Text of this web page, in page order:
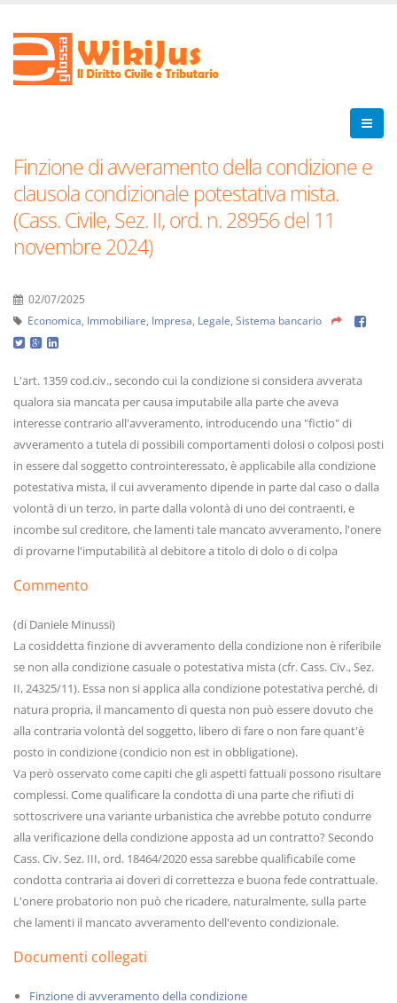
Finzione di avveramento della condizione e
clausola condizionale potestativa mista.
(Cass. Civile, Sez. II, ord. n. 28956 del 11
novembre 2024)
02/07/2025
Economica Immobiliare Impresa Legale Sistema bancario
L'art. 1359 cod.civ., secondo cui la condizione si considera avverata
qualora sia mancata per causa imputabile alla parte che aveva
interesse contrario all'avveramento, introducendo una "fictio" di
avveramento a tutela di possibili comportamenti dolosi o colposi posti
in essere dal soggetto controinteressato, è applicabile alla condizione
potestativa mista, il cui avveramento dipende in parte dal caso o dalla
volontà di un terzo, in parte dalla volontà di uno dei contraenti, e
incombe sul creditore, che lamenti tale mancato avveramento, l'onere
di provarne l'imputabilità al debitore a titolo di dolo o di colpa
Commento
(di Daniele Minussi)
La cosiddetta finzione di avveramento della condizione non è riferibile
se non alla condizione casuale o potestativa mista (cfr. Cass. Civ., Sez.
II, 24325/11). Essa non si applica alla condizione potestativa perché, di
natura propria, il mancamento di questa non può essere dovuto che
alla contraria volontà del soggetto, libero di fare o non fare quant'è
posto in condizione (condicio non est in obbligatione).
Va però osservato come capiti che gli aspetti fattuali possono risultare
complessi. Come qualificare la condotta di una parte che rifiuti di
sottoscrivere una variante urbanistica che avrebbe potuto condurre
alla verificazione della condizione apposta ad un contratto? Secondo
Cass. Civ. Sez. III, ord. 18464/2020 essa sarebbe qualificabile come
condotta contraria ai doveri di correttezza e buona fede contrattuale.
L'onere probatorio non può che ricadere, naturalmente, sulla parte
che lamenti il mancato avveramento dell'evento condizionale.
Documenti collegati
Finzione di avveramento della condizione